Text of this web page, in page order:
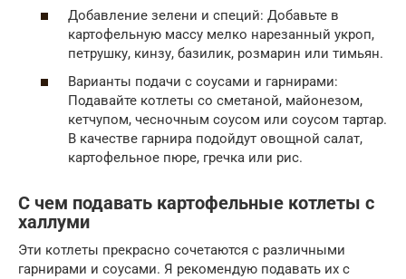
Добавление зелени и специй: Добавьте в
картофельную массу мелко нарезанный укроп,
петрушку, кинзу, базилик, розмарин или тимьян.
Варианты подачи с соусами и гарнирами:
Подавайте котлеты со сметаной, майонезом,
кетчупом, чесночным соусом или соусом тартар.
В качестве гарнира подойдут овощной салат,
картофельное пюре, гречка или рис.
С чем подавать картофельные котлеты с
халлуми
Эти котлеты прекрасно сочетаются с различными
гарнирами и соусами. Я рекомендую подавать их с